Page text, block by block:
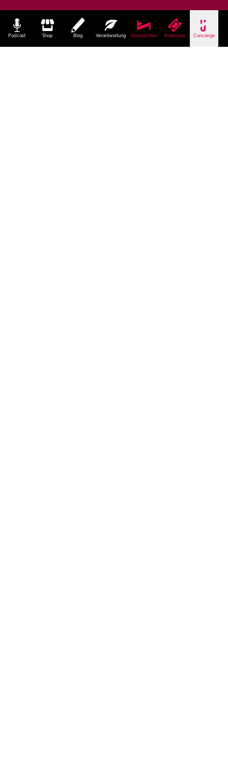
Podcast Shop Blog Verantwortung Übernachten Erlebnisse Concierge